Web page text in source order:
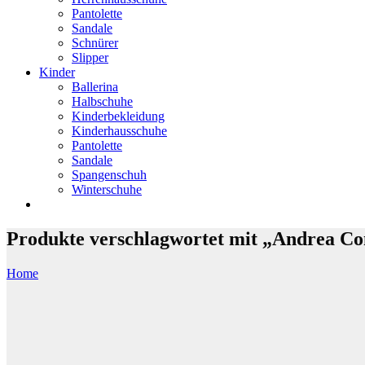
Pantolette
Sandale
Schnürer
Slipper
Kinder
Ballerina
Halbschuhe
Kinderbekleidung
Kinderhausschuhe
Pantolette
Sandale
Spangenschuh
Winterschuhe
Produkte verschlagwortet mit „Andrea
Home